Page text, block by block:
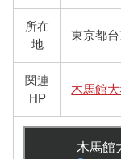
所在
地
東京都
関連
HP
木馬館